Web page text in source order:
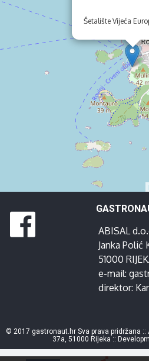
Šetalište Vijeća
ABISAL
Janka Polić
51000
e-mail:
direktor:
© 2017 gastronaut.hr Sva prava pridržana ::
37a, 51000 Rijeka ::